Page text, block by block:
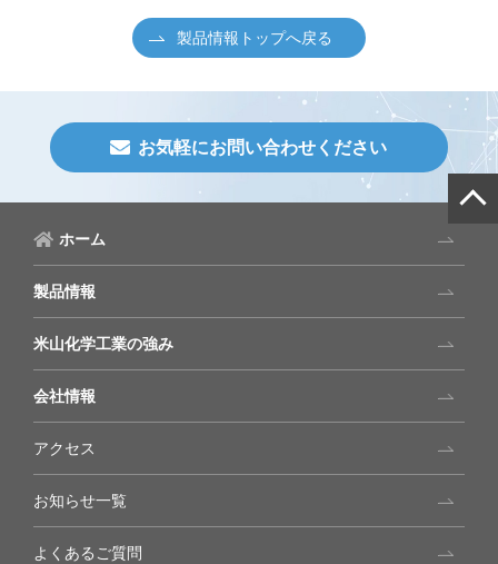
製品情報トップへ戻る
お気軽にお問い合わせください
ホーム
製品情報
米山化学工業の強み
会社情報
アクセス
お知らせ一覧
よくあるご質問